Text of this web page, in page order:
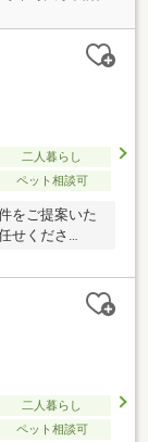
二人暮らし
ペット相談可
をご提案いた
せくださ
二人暮らし
ペット相談可